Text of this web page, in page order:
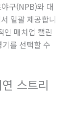
구(NPB)와 대
일괄 제공합니
인 매치업 캘린
를 선택할 수
스트리